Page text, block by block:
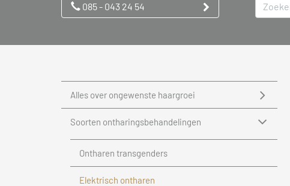
085 - 043 24 54
Alles over ongewenste haargroei
Soorten ontharingsbehandelingen
Ontharen transgenders
Elektrisch ontharen